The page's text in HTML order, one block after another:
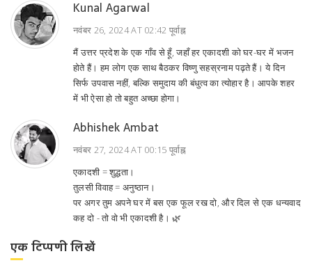
Kunal Agarwal
नवंबर 26, 2024 AT 02:42 पूर्वाह्न
मैं उत्तर प्रदेश के एक गाँव से हूँ, जहाँ हर एकादशी को घर-घर में भजन
होते हैं। हम लोग एक साथ बैठकर विष्णु सहस्रनाम पढ़ते हैं। ये दिन
सिर्फ उपवास नहीं, बल्कि समुदाय की बंधुत्व का त्योहार है। आपके शहर
में भी ऐसा हो तो बहुत अच्छा होगा।
Abhishek Ambat
नवंबर 27, 2024 AT 00:15 पूर्वाह्न
एकादशी = शुद्धता।
तुलसी विवाह = अनुष्ठान।
पर अगर तुम अपने घर में बस एक फूल रख दो, और दिल से एक धन्यवाद
कह दो - तो वो भी एकादशी है। 🌿
एक टिप्पणी लिखें